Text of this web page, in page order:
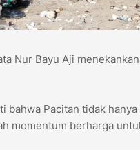
Nur Bayu Aji
bahwa Pacitan tidak
momentum berharga